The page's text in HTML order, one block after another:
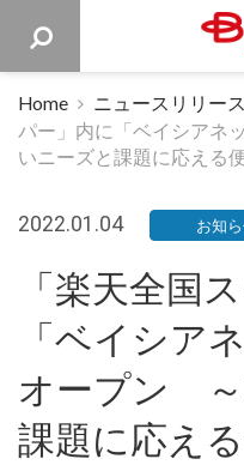
Home ニュースリリー
パー」内に「ベイシアネ
いニーズと課題に応える
2022.01.04 お知
「楽天全国
「ベイシア
オープン ～
課題に応え